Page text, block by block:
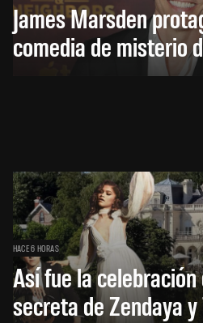
James Marsden
comedia de misterio
HACE 6 HORAS
Así fue la
secreta de Zendaya